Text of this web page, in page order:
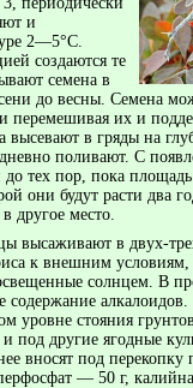
и
2—5°С.
создаются те
семена в
до весны. Семена
перемешивая их и
высевают в гряды на
поливают. С
тех пор, пока
они будут расти два
другое место.
высаживают в двух-
к внешним
солнцем. В
содержание алкалоидов.
уровне стояния
под другие ягодные
вносят под
— 50 г,